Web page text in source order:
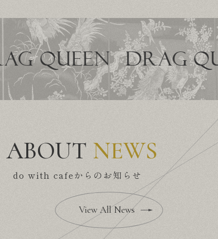
DRAG
ABOUT NEWS
do with cafeからのお知らせ
View All News